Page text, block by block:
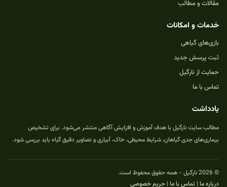
مقالات و مطالب
خدمات و امکانات
بازی‌های گیاهی
ثبت پرسش جدید
حمایت از نارگیل
تماس با ما
یادداشت
مطالب سایت نارگیل با هدف آموزش و افزایش آگاهی منتشر می‌شود. برای تشخیص
بیماری‌های جدی گیاهان، شرایط محیطی، خاک، آبیاری و تصاویر دقیق گیاه باید بررسی شود.
© 2026 نارگیل - همه حقوق محفوظ است.
درباره ما | تماس با ما | حریم خصوصی